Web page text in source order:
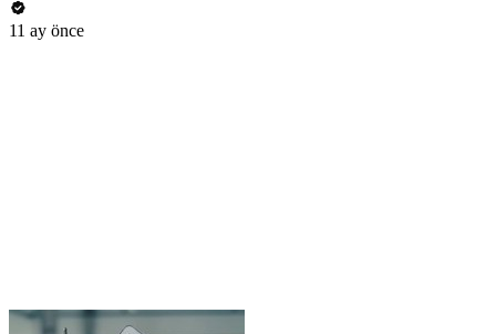
11 ay önce